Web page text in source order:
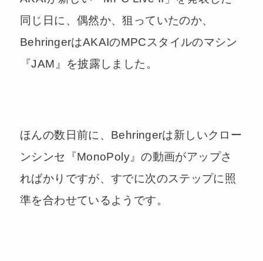
同じ日に、偶然か、狙っていたのか、
BehringerはAKAIのMPCスタイルのマシン
『JAM』を披露しました。
ほんの数日前に、Behringerは新しいクロー
ンシンセ『MonoPoly』の動画がアップさ
ればかりですが、すでに次のステップに照
準を合わせているようです。